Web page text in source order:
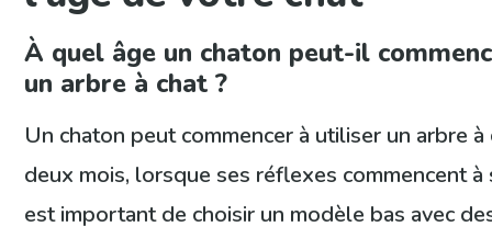
À quel âge un chaton peut-il
un arbre à chat ?
Un chaton peut commencer à utiliser un arbre
deux mois, lorsque ses réflexes commencent
est important de choisir un modèle bas avec